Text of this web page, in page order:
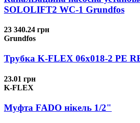
SOLOLIFT2 WC-1 Grundfos
23 340.24 грн
Grundfos
Трубка K-FLEX 06x018-2 РЕ
23.01 грн
K-FLEX
Муфта FADO нікель 1/2"